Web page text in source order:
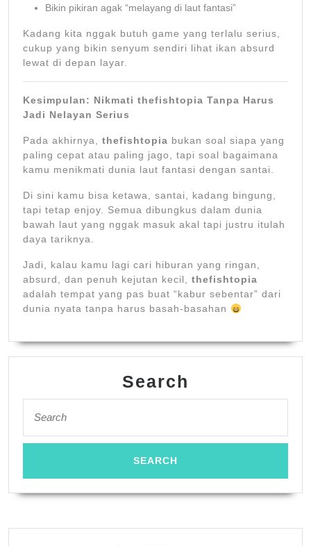
Bikin pikiran agak “melayang di laut fantasi”
Kadang kita nggak butuh game yang terlalu serius,
cukup yang bikin senyum sendiri lihat ikan absurd
lewat di depan layar.
Kesimpulan: Nikmati thefishtopia Tanpa Harus
Jadi Nelayan Serius
Pada akhirnya, thefishtopia bukan soal siapa yang
paling cepat atau paling jago, tapi soal bagaimana
kamu menikmati dunia laut fantasi dengan santai.
Di sini kamu bisa ketawa, santai, kadang bingung,
tapi tetap enjoy. Semua dibungkus dalam dunia
bawah laut yang nggak masuk akal tapi justru itulah
daya tariknya.
Jadi, kalau kamu lagi cari hiburan yang ringan,
absurd, dan penuh kejutan kecil, thefishtopia
adalah tempat yang pas buat “kabur sebentar” dari
dunia nyata tanpa harus basah-basahan
Search
for: